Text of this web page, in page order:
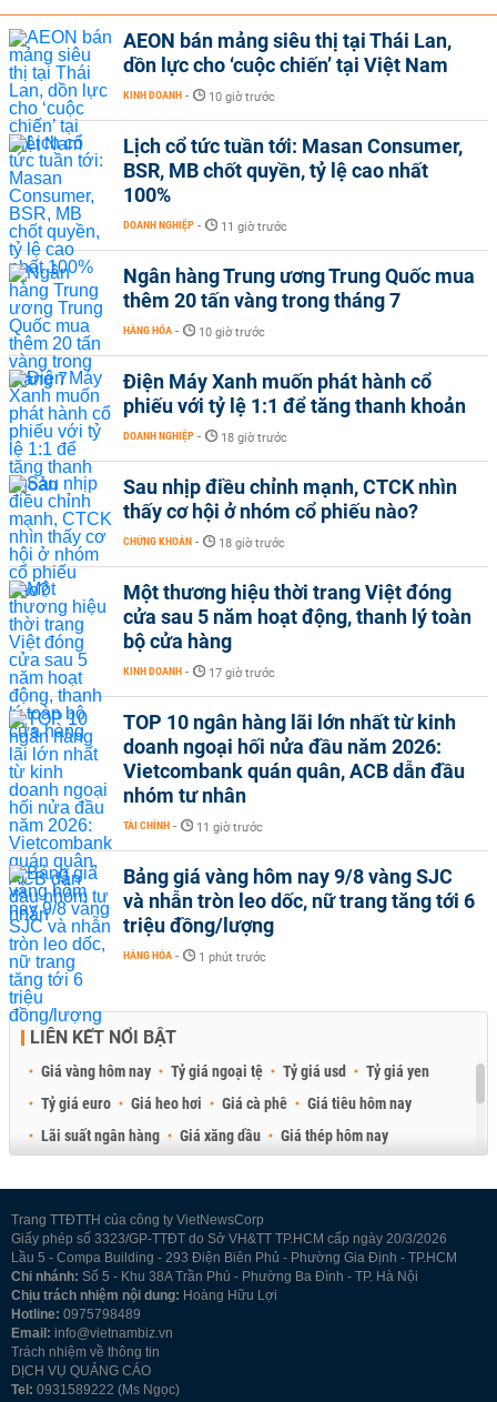
AEON bán mảng siêu thị tại Thái Lan,
dồn lực cho ‘cuộc chiến’ tại Việt Nam
KINH DOANH - 10 giờ trước
Lịch cổ tức tuần tới: Masan Consumer,
BSR, MB chốt quyền, tỷ lệ cao nhất
100%
DOANH NGHIỆP - 11 giờ trước
Ngân hàng Trung ương Trung Quốc mua
thêm 20 tấn vàng trong tháng 7
HÀNG HÓA - 10 giờ trước
Điện Máy Xanh muốn phát hành cổ
phiếu với tỷ lệ 1:1 để tăng thanh khoản
DOANH NGHIỆP - 18 giờ trước
Sau nhịp điều chỉnh mạnh, CTCK nhìn
thấy cơ hội ở nhóm cổ phiếu nào?
CHỨNG KHOÁN - 18 giờ trước
Một thương hiệu thời trang Việt đóng
cửa sau 5 năm hoạt động, thanh lý toàn
bộ cửa hàng
KINH DOANH - 17 giờ trước
TOP 10 ngân hàng lãi lớn nhất từ kinh
doanh ngoại hối nửa đầu năm 2026:
Vietcombank quán quân, ACB dẫn đầu
nhóm tư nhân
TÀI CHÍNH - 11 giờ trước
Bảng giá vàng hôm nay 9/8 vàng SJC
và nhẫn tròn leo dốc, nữ trang tăng tới 6
triệu đồng/lượng
HÀNG HÓA - 1 phút trước
LIÊN KẾT NỔI BẬT
Giá vàng hôm nay Tỷ giá ngoại tệ Tỷ giá usd
Tỷ giá yen
Tỷ giá euro
Giá heo hơi Giá cà phê
Giá tiêu hôm nay
Lãi suất ngân hàng
Giá xăng dầu
Giá thép hôm nay
Trang TTĐTTH của công ty VietNewsCorp
Giấy phép số 3323/GP-TTĐT do Sở VH&TT TP.HCM cấp ngày 20/3/2026
Lầu 5 - Compa Building - 293 Điện Biên Phủ - Phường Gia Định - TP.HCM
Chi nhánh: Số 5 - Khu 38A Trần Phú - Phường Ba Đình - TP. Hà Nội
Chịu trách nhiệm nội dung: Hoàng Hữu Lợi
Hotline: 0975798489
Email: info@vietnambiz.vn
Trách nhiệm về thông tin
DỊCH VỤ QUẢNG CÁO
Tel: 0931589222 (Ms Ngọc)